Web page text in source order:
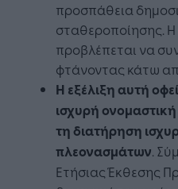
προσπάθεια
σταθεροποίησης.
προβλέπεται να
φτάνοντας κάτω
Η εξέλιξη αυτή
ισχυρή
τη διατήρηση
πλεονασμάτων.
Ετήσιας Έκθεσης